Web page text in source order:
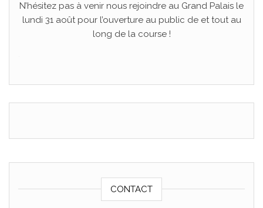
N’hésitez pas à venir nous rejoindre au Grand Palais le
lundi 31 août pour l’ouverture au public de et tout au
long de la course !
CONTACT